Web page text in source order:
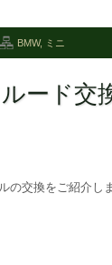
BMW, ミニ
ード交
の交換をご紹介し